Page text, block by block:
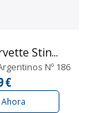
Stin...
Nº 186
€